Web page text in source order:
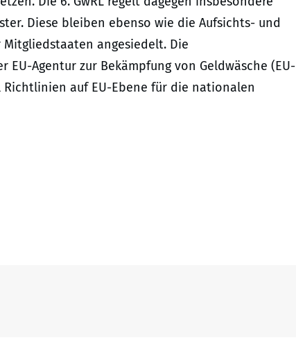
Diese bleiben ebenso wie die Aufsichts- und
angesiedelt. Die
Agentur zur Bekämpfung von Geldwäsche (EU-
auf EU-Ebene für die nationalen